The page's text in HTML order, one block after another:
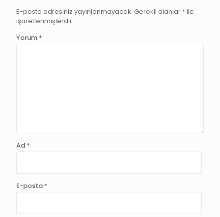
E-posta adresiniz yayınlanmayacak. Gerekli alanlar *ile
işaretlenmişlerdir
Yorum *
Ad *
E-posta *